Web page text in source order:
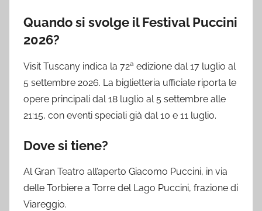
Quando si svolge il Festival Puccini
2026?
Visit Tuscany indica la 72ª edizione dal 17 luglio al
5 settembre 2026. La biglietteria ufficiale riporta le
opere principali dal 18 luglio al 5 settembre alle
21:15, con eventi speciali già dal 10 e 11 luglio.
Dove si tiene?
Al Gran Teatro all’aperto Giacomo Puccini, in via
delle Torbiere a Torre del Lago Puccini, frazione di
Viareggio.